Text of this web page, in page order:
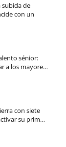
subida de
con un
sénior:
a los mayore…
con siete
su prim…